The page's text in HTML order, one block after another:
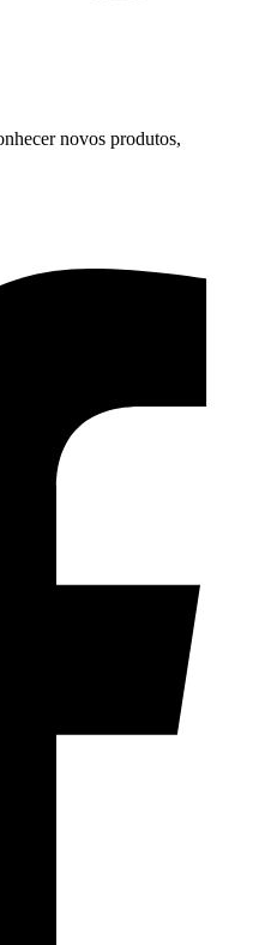
novos produtos,